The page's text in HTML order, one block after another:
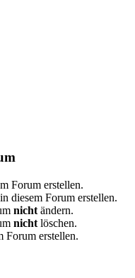
Forum erstellen.
diesem Forum erstellen.
nicht ändern.
nicht löschen.
Forum erstellen.